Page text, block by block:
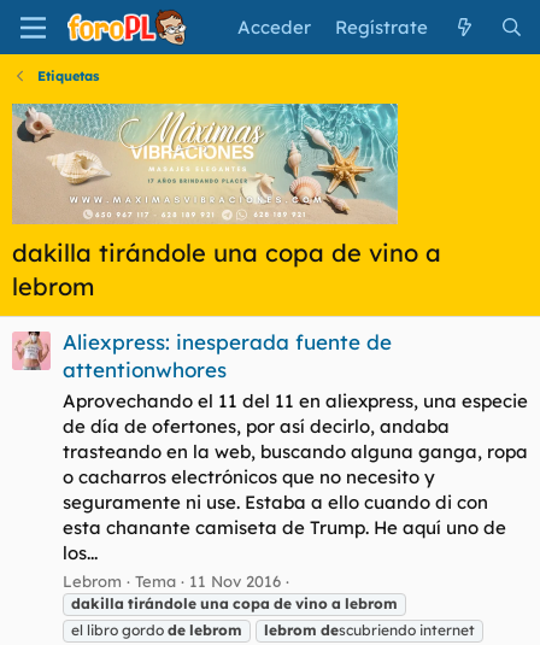
Acceder Regístrate
Etiquetas
dakilla tirándole una copa de vino a
lebrom
Aliexpress: inesperada fuente de
attentionwhores
Aprovechando el 11 del 11 en aliexpress, una especie
de día de ofertones, por así decirlo, andaba
trasteando en la web, buscando alguna ganga, ropa
o cacharros electrónicos que no necesito y
seguramente ni use. Estaba a ello cuando di con
esta chanante camiseta de Trump. He aquí uno de
los...
Lebrom Tema 11 Nov 2016
dakilla tirándole una copa de vino a lebrom
el libro gordo de lebrom lebrom descubriendo internet